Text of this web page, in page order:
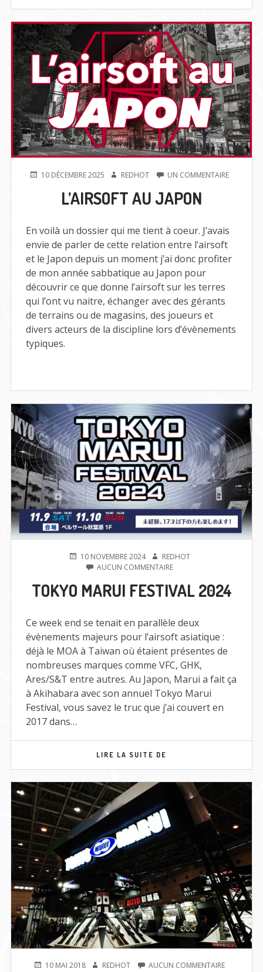
PUBLIÉ10 DÉCEMBRE 2025 AUTEUR
REDHOT UN COMMENTAIRESUR
L’AIRSOFT AU JAPON
En voilà un dossier qui me tient à coeur. J’avais
envie de parler de cette relation entre l’airsoft
et le Japon depuis un moment j’ai donc profiter
de mon année sabbatique au Japon pour
découvrir ce que donne l’airsoft sur les terres
qui l’ont vu naitre, échanger avec des gérants
de terrains ou de magasins, des joueurs et
divers acteurs de la discipline lors d’évènements
typiques.
PUBLIÉ10 NOVEMBRE 2024 AUTEUR
REDHOT
AUCUN COMMENTAIRESUR
MARUI
FESTIVAL
TOKYO MARUI FESTIVAL 2024
Ce week end se tenait en parallèle deux
évènements majeurs pour l’airsoft asiatique :
déjà le MOA à Taiwan où étaient présentes de
nombreuses marques comme VFC, GHK,
Ares/S&T entre autres. Au Japon, Marui a fait ça
à Akihabara avec son annuel Tokyo Marui
Festival, vous savez le truc que j’ai couvert en
2017 dans…
LIRE LA SUITE DE
2024
PUBLIÉ10 MAI 2018 AUTEUR
REDHOT AUCUN COMMENTAIRESUR